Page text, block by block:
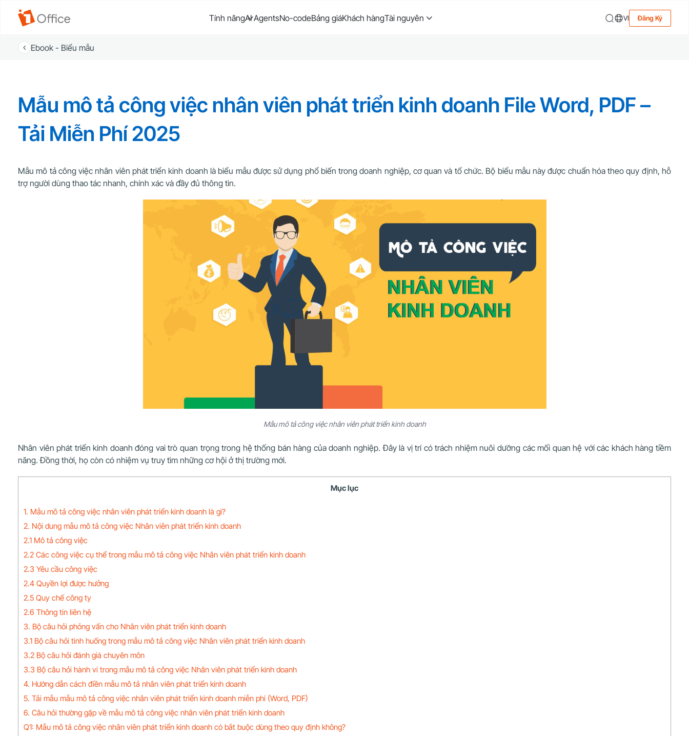
Tính năngAI AgentsNo-codeBảng giáKhách hàngTài nguyên VI Đăng Ký
Ebook - Biểu mẫu
Mẫu mô tả công việc nhân viên phát triển kinh doanh File Word, PDF –
Tải Miễn Phí 2025
Mẫu mô tả công việc nhân viên phát triển kinh doanh là biểu mẫu được sử dụng phổ biến trong doanh nghiệp, cơ quan và tổ chức. Bộ biểu mẫu này được chuẩn hóa theo quy định, hỗ
trợ người dùng thao tác nhanh, chính xác và đầy đủ thông tin.
Mẫu mô tả công việc nhân viên phát triển kinh doanh
Nhân viên phát triển kinh doanh đóng vai trò quan trọng trong hệ thống bán hàng của doanh nghiệp. Đây là vị trí có trách nhiệm nuôi dưỡng các mối quan hệ với các khách hàng tiềm
năng. Đồng thời, họ còn có nhiệm vụ truy tìm những cơ hội ở thị trường mới.
Mục lục
1. Mẫu mô tả công việc nhân viên phát triển kinh doanh là gì?
2. Nội dung mẫu mô tả công việc Nhân viên phát triển kinh doanh
2.1 Mô tả công việc
2.2 Các công việc cụ thể trong mẫu mô tả công việc Nhân viên phát triển kinh doanh
2.3 Yêu cầu công việc
2.4 Quyền lợi được hưởng
2.5 Quy chế công ty
2.6 Thông tin liên hệ
3. Bộ câu hỏi phỏng vấn cho Nhân viên phát triển kinh doanh
3.1 Bộ câu hỏi tình huống trong mẫu mô tả công việc Nhân viên phát triển kinh doanh
3.2 Bộ câu hỏi đánh giá chuyên môn
3.3 Bộ câu hỏi hành vi trong mẫu mô tả công việc Nhân viên phát triển kinh doanh
4. Hướng dẫn cách điền mẫu mô tả nhân viên phát triển kinh doanh
5. Tải mẫu mẫu mô tả công việc nhân viên phát triển kinh doanh miễn phí (Word, PDF)
6. Câu hỏi thường gặp về mẫu mô tả công việc nhân viên phát triển kinh doanh
Q1: Mẫu mô tả công việc nhân viên phát triển kinh doanh có bắt buộc dùng theo quy định không?